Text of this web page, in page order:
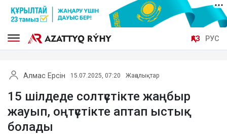
ҚАЗ РУС
Алмас Ерсін 15.07.2025, 07:20 Жаңалықтар
15 шілдеде солтүстікте жаңбыр
жауып, оңтүстікте аптап ыстық
болады